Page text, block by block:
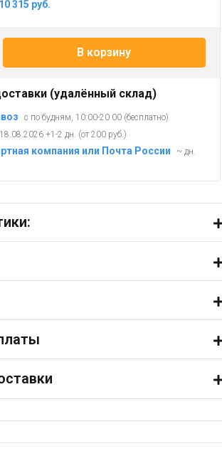
10 315 руб.
В корзину
(удалённый склад)
с по будням, 10:00-20:00 (бесплатно)
18.08.2026 +1-2 дн. (от 200 руб.)
компания или Почта России
~ дн.